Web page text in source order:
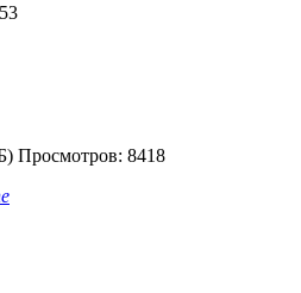
Просмотров: 8418